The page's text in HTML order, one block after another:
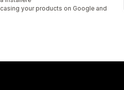
your products on Google and